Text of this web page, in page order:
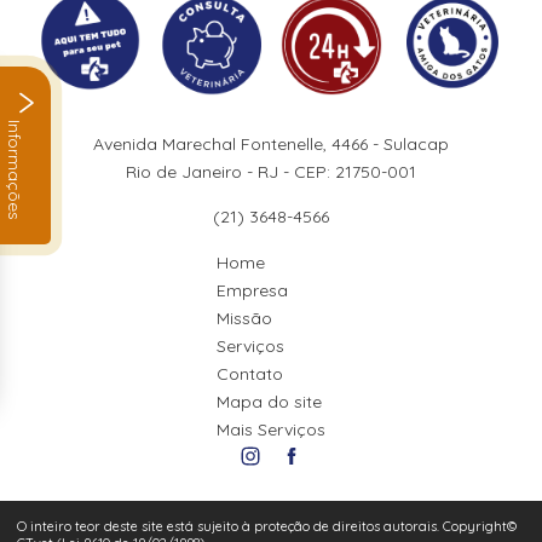
Avenida Marechal Fontenelle, 4466 - Sulacap
Rio de Janeiro - RJ - CEP: 21750-001
(21) 3648-4566
Home
Empresa
Missão
Serviços
Contato
Mapa do site
Mais Serviços
O inteiro teor deste site está sujeito à proteção de direitos autorais. Copyright©
Informações